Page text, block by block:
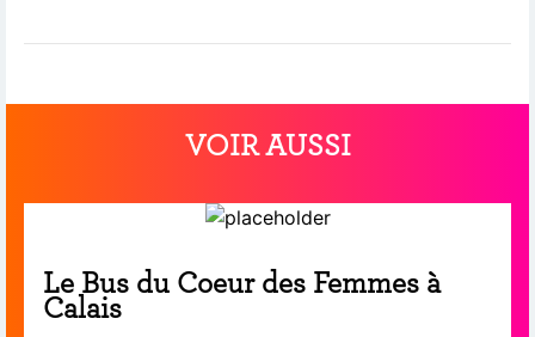
VOIR AUSSI
Le Bus du Coeur des Femmes à
Calais